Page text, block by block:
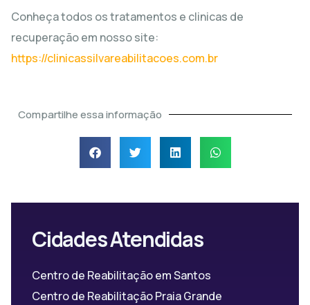
Conheça todos os tratamentos e clinicas de
recuperação em nosso site:
https://clinicassilvareabilitacoes.com.br
Compartilhe essa informação
Cidades Atendidas
Centro de Reabilitação em Santos
Centro de Reabilitação Praia Grande